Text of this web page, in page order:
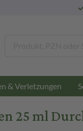
& Verletzungen
25 ml